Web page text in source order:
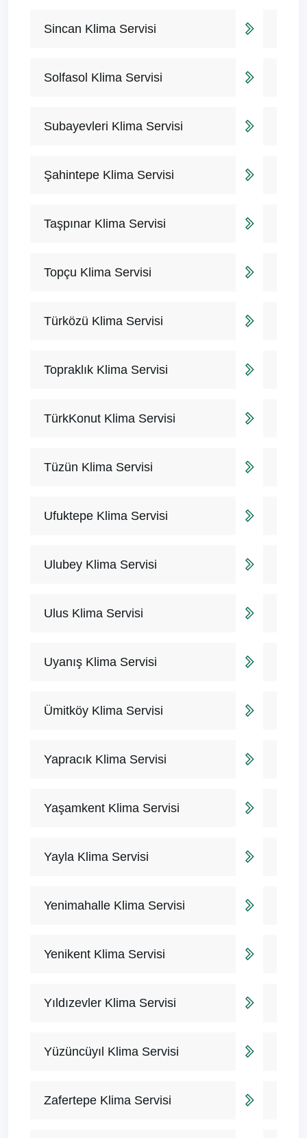
Sincan Klima Servisi
Solfasol Klima Servisi
Subayevleri Klima Servisi
Şahintepe Klima Servisi
Taşpınar Klima Servisi
Topçu Klima Servisi
Türközü Klima Servisi
Topraklık Klima Servisi
TürkKonut Klima Servisi
Tüzün Klima Servisi
Ufuktepe Klima Servisi
Ulubey Klima Servisi
Ulus Klima Servisi
Uyanış Klima Servisi
Ümitköy Klima Servisi
Yapracık Klima Servisi
Yaşamkent Klima Servisi
Yayla Klima Servisi
Yenimahalle Klima Servisi
Yenikent Klima Servisi
Yıldızevler Klima Servisi
Yüzüncüyıl Klima Servisi
Zafertepe Klima Servisi